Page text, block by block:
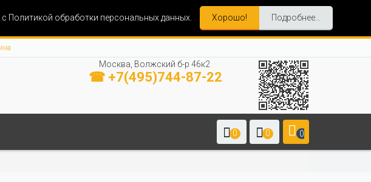
Политикой обработки персональных данных. Хорошо! Подробнее...
Москва, Волжский б-р 46к2
☎ +7(495)744-87-22
0 0 0